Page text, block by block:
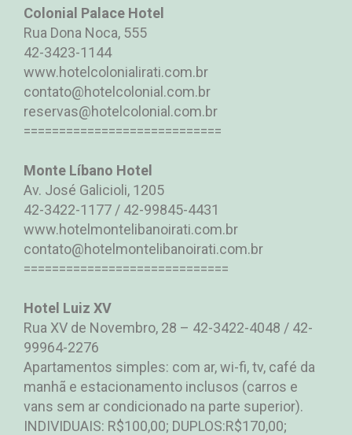
Colonial Palace Hotel
Rua Dona Noca, 555
42-3423-1144
www.hotelcolonialirati.com.br
contato@hotelcolonial.com.br
reservas@hotelcolonial.com.br
============================
Monte Líbano Hotel
Av. José Galicioli, 1205
42-3422-1177 / 42-99845-4431
www.hotelmontelibanoirati.com.br
contato@hotelmontelibanoirati.com.br
=============================
Hotel Luiz XV
Rua XV de Novembro, 28 – 42-3422-4048 / 42-
99964-2276
Apartamentos simples: com ar, wi-fi, tv, café da
manhã e estacionamento inclusos (carros e
vans sem ar condicionado na parte superior).
INDIVIDUAIS: R$100,00; DUPLOS:R$170,00;